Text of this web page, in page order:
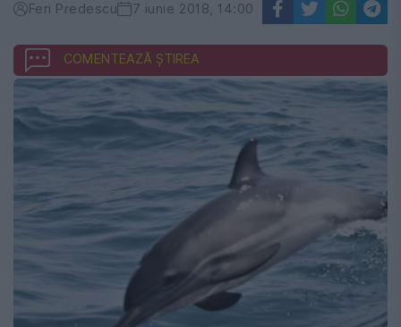
Feri Predescu 7 iunie 2018, 14:00
COMENTEAZĂ ȘTIREA